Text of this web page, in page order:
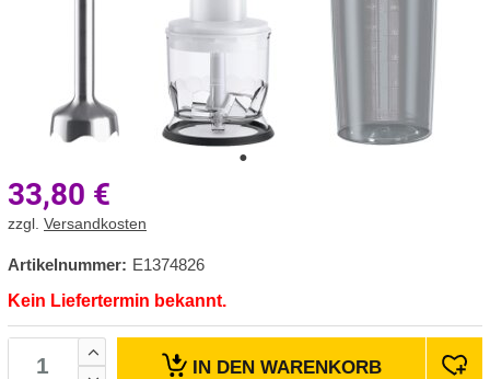
33,80 €
zzgl. Versandkosten
Artikelnummer: E1374826
Kein Liefertermin bekannt.
IN DEN WARENKORB